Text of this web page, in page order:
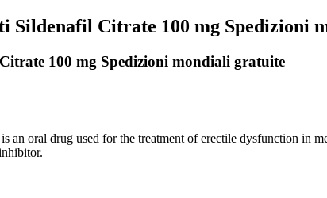
Sildenafil Citrate 100 mg Spedizioni
100 mg Spedizioni mondiali gratuite
an oral drug used for the treatment of erectile dysfunction